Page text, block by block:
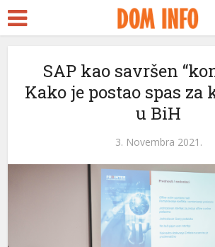
SAP kao savršen
Kako je postao spas za
u BiH
3. Novembra 2021.